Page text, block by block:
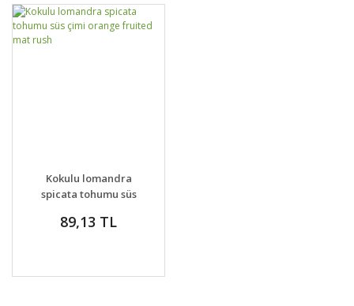
Kokulu lomandra
spicata tohumu süs
mat rush
89,13 TL